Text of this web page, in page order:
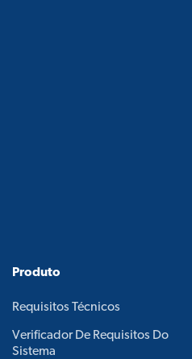
Produto
Requisitos Técnicos
Verificador De Requisitos Do
Sistema